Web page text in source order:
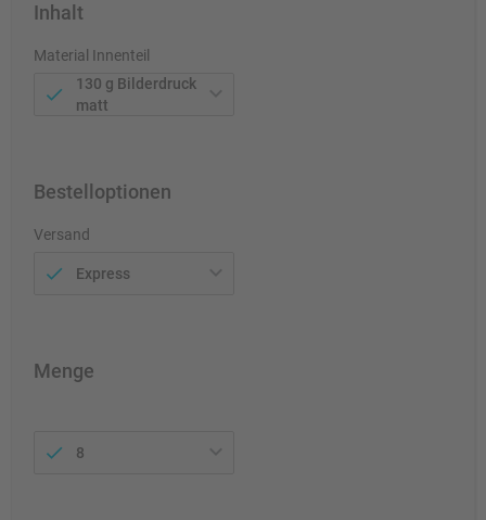
Inhalt
Material Innenteil
130 g Bilderdruck
matt
Bestelloptionen
Versand
Express
Menge
8